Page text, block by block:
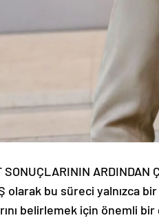
SONUÇLARININ ARDINDAN
olarak bu süreci yalnızca
belirlemek için önemli